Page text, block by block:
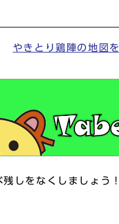
やきとり鶏陣の地図
ましょう！